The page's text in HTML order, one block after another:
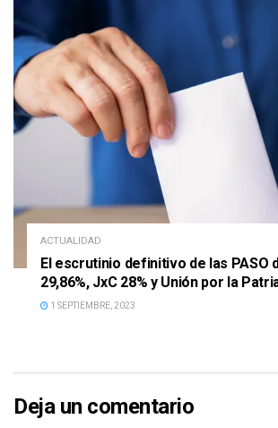
ACTUALIDAD
El escrutinio definitivo de las PASO
29,86%, JxC 28% y Unión por la
1 SEPTIEMBRE, 2023
Deja un comentario